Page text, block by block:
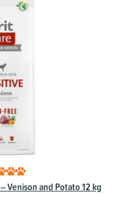
Venison and Potato 12 kg